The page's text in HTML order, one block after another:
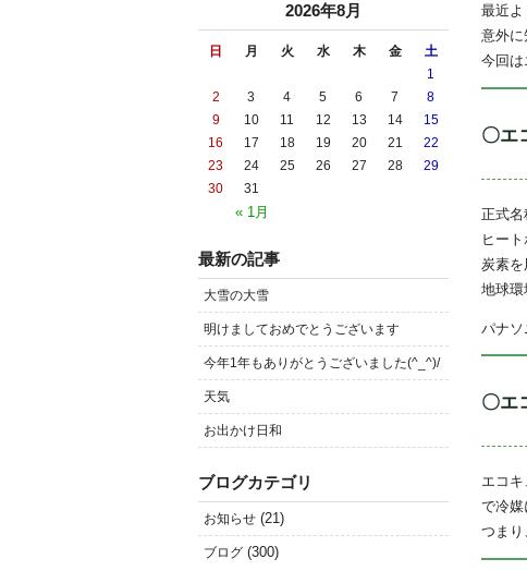
最近よ
意外に
今回は
〇エ
正式名
ヒー
炭素を
地球環
パナソ
〇エ
エコ
で冷媒
つまり
2026年8月
日 月 火 水 木 金 土
« 1月
1
2
3 4 5 6 7
8
9
10 11 12 13 14
15
16
17 18 19 20 21
22
23
24 25 26 27 28
29
30
31
最新の記事
大雪の大雪
明けましておめでとうございます
今年1年もありがとうございました(^_^)/
天気
お出かけ日和
ブログカテゴリ
お知らせ (21)
ブログ (300)